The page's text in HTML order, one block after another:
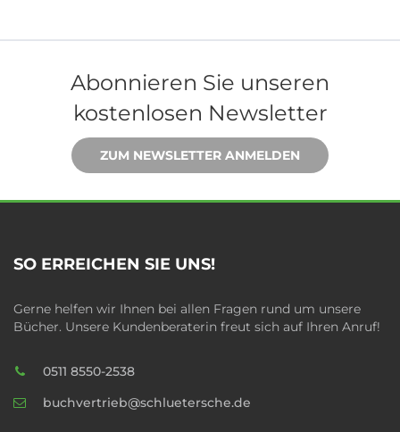
Abonnieren Sie unseren
kostenlosen Newsletter
ZUM NEWSLETTER ANMELDEN
SO ERREICHEN SIE UNS!
Gerne helfen wir Ihnen bei allen Fragen rund um unsere
Bücher. Unsere Kundenberaterin freut sich auf Ihren Anruf!
0511 8550-2538
buchvertrieb@schluetersche.de